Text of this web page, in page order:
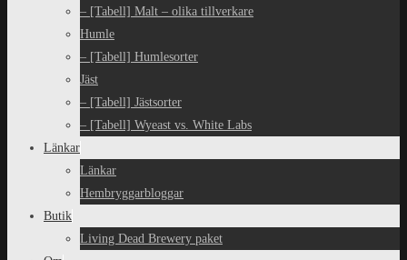
– [Tabell] Malt – olika tillverkare
Humle
– [Tabell] Humlesorter
Jäst
– [Tabell] Jästsorter
– [Tabell] Wyeast vs. White Labs
Länkar
Länkar
Hembryggarbloggar
Butik
Living Dead Brewery paket